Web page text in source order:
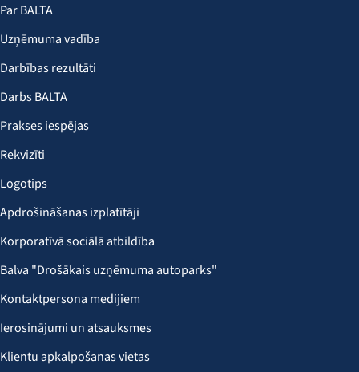
Par BALTA
Uzņēmuma vadība
Darbības rezultāti
Darbs BALTA
Prakses iespējas
Rekvizīti
Logotips
Apdrošināšanas izplatītāji
Korporatīvā sociālā atbildība
Balva "Drošākais uzņēmuma autoparks"
Kontaktpersona medijiem
Ierosinājumi un atsauksmes
Klientu apkalpošanas vietas